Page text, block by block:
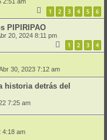
1 2 3 4 5 6
PIPIRIPAO
20, 2024 8:11 pm
1 2 3 4
30, 2023 7:12 am
historia detrás del
7:25 am
4:18 am